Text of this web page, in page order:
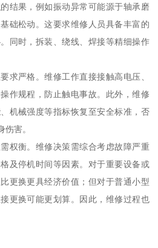
结果，例如振动异常可能源于轴承磨
础松动。这要求维修人员具备丰富的
同时，拆装、绕线、焊接等精细操作
求严格。维修工作直接接触高电压、
作规程，防止触电事故。此外，维修
机械强度等指标恢复至安全标准，否
害。
权衡。维修决策需综合考虑故障严重
及停机时间等因素。对于重要设备或
更换更具经济价值；但对于普通小型
更换可能更划算。因此，维修过程也